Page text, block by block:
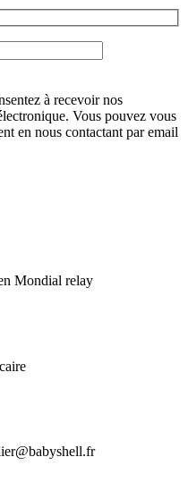
à recevoir nos
Vous pouvez vous
en nous contactant par email
Mondial relay